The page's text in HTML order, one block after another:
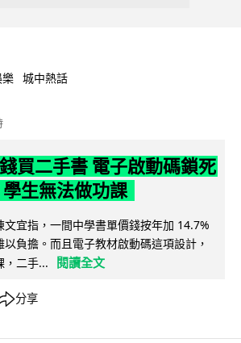
樂 城中熱話
買二手書 電子啟動碼鎖死
生無法做功課
宜指，一間中學書單價錢按年加 14.7%
負擔。而且電子教材啟動碼這項設計，
，二手...
閱讀全文
分享